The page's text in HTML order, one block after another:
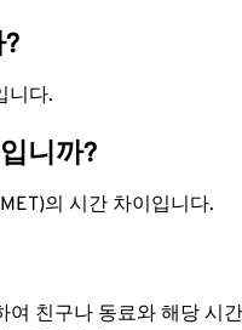
다.
니까?
의 시간 차이입니다.
친구나 동료와 해당 시